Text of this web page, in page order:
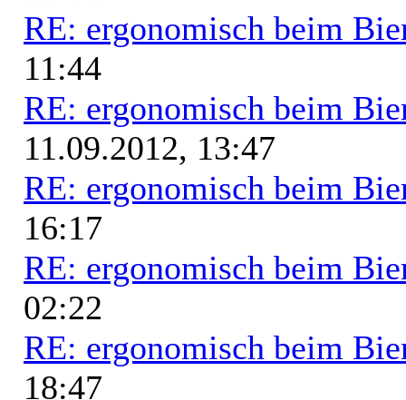
RE: ergonomisch beim
11:44
RE: ergonomisch beim
11.09.2012, 13:47
RE: ergonomisch beim
16:17
RE: ergonomisch beim
02:22
RE: ergonomisch beim
18:47